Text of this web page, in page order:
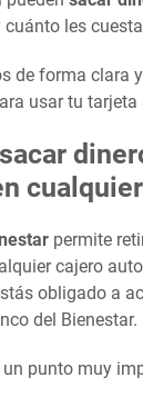
les
de forma clara
usar tu
permite
cajero
obligado a
del Bienestar.
punto muy